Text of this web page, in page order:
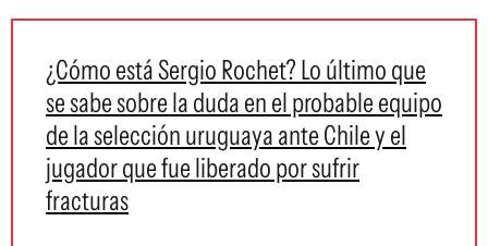
¿Cómo está Sergio Rochet? Lo último que
se sabe sobre la duda en el probable equipo
de la selección uruguaya ante Chile y el
jugador que fue liberado por sufrir
fracturas